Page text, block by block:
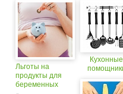
Льготы на
продукты для
беременных
Кухонные